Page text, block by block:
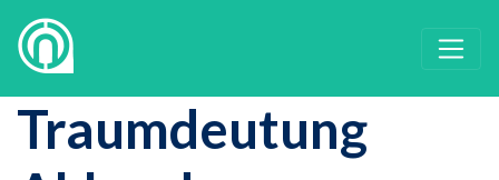
Traumdeutung